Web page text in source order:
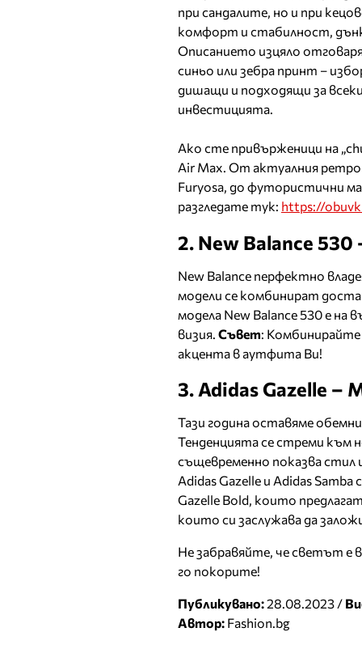
при сандалите, но и при
комфорт и стабилност,
Описанието изцяло
синьо или зебра принт –
дишащи и подходящи за
инвестицията.
Ако сте привърженици на
Air Max. От актуалния
Furyosa, до футористични
разгледате тук: https://
2. New Balance
New Balance перфектно
модели се комбинират
модела New Balance 530 e на
визия. Съвет:
акцента в аутфита Ви!
3. Adidas Gazelle
Тази година оставяме
Тенденцията се стреми към
същевременно показва
Adidas Gazelle и Adidas
Gazelle Bold, които
които си заслужава да
Не забравяйте, че светът е
го покорите!
Публикувано:28.08.2023 /
Автор: Fashion.bg